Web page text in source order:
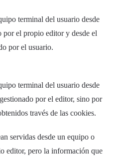
terminal del usuario desde
el propio editor y desde el
por el usuario.
terminal del usuario desde
por el editor, sino por
través de las cookies.
servidas desde un equipo o
editor, pero la información que